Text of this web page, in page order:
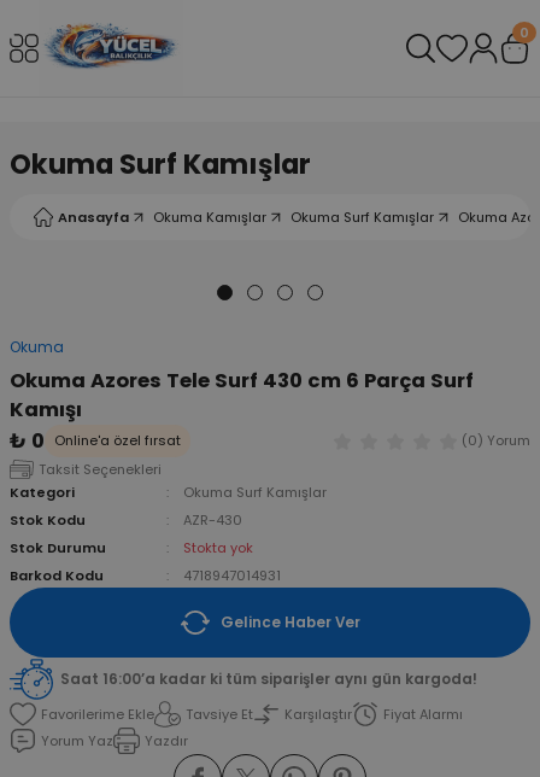
0
Okuma Surf Kamışlar
Anasayfa Okuma Kamışlar Okuma Surf Kamışlar Okuma
Okuma
Okuma Azores Tele Surf 430 cm 6 Parça Surf
Kamışı
₺ 0
Online'a özel fırsat
(0) Yorum
Taksit Seçenekleri
Kategori
Okuma Surf Kamışlar
Stok Kodu
AZR-430
Stok Durumu
Stokta yok
Barkod Kodu
4718947014931
Gelince Haber Ver
Saat 16:00’a kadar ki tüm siparişler aynı gün kargoda!
Tavsiye Et
Karşılaştır
Fiyat Alarmı
Yorum Yaz
Yazdır
Makineleri
Kamışlar
Misinalar
Halka